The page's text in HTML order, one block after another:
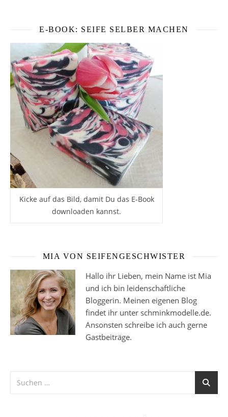
E-BOOK: SEIFE SELBER MACHEN
Kicke auf das Bild, damit Du das E-Book
downloaden kannst.
MIA VON SEIFENGESCHWISTER
Hallo ihr Lieben, mein Name ist Mia
und ich bin leidenschaftliche
Bloggerin. Meinen eigenen Blog
findet ihr unter schminkmodelle.de.
Ansonsten schreibe ich auch gerne
Gastbeiträge.